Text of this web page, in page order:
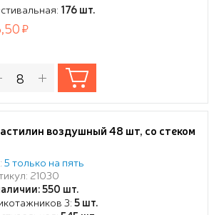
176 шт.
воздушный 48 шт, со стеком
5 только на пять
21030
550 шт.
3:5 шт.